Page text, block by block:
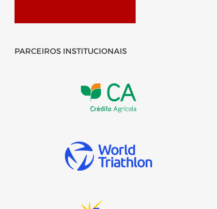
PARCEIROS INSTITUCIONAIS